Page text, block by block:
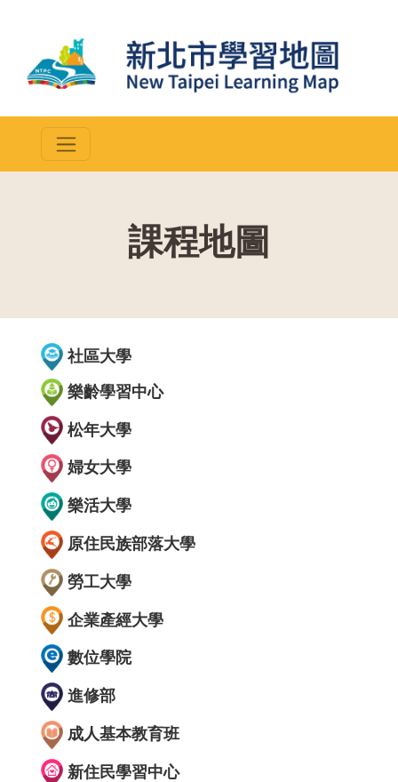
課程地圖
社區大學
樂齡學習中心
松年大學
婦女大學
樂活大學
原住民族部落大學
勞工大學
企業產經大學
數位學院
進修部
成人基本教育班
新住民學習中心